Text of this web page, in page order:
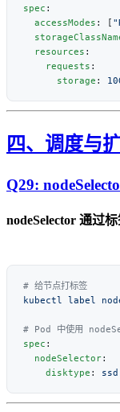
spec
  accessModes
: [
  resources
    requests
      storage
:
四、调度与
Q29:
nodeSelector 通过
spec
  nodeSelector
    disktype
: